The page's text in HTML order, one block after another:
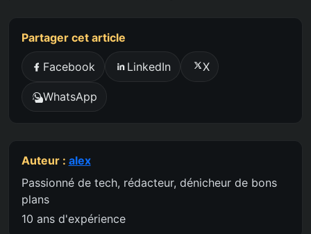
Partager cet article
Facebook LinkedIn X
WhatsApp
Auteur : alex
Passionné de tech, rédacteur, dénicheur de bons
plans
10 ans d'expérience